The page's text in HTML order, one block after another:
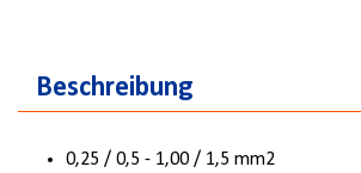
Beschreibung
0,25 / 0,5 - 1,00 / 1,5 mm2